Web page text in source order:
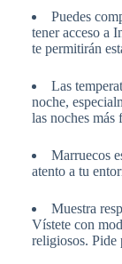
Puedes
tener acceso a
te permitirán
Las
noche,
las noches más
Marruecos
atento a tu
Muestra
Vístete con
religiosos. Pide